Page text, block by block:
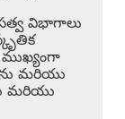
విభాగాలు
మరియు
మరియు